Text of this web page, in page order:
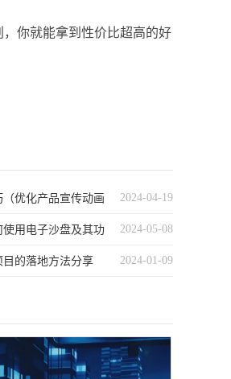
你就能拿到性价比超高的好
2024-04-19
优化产品宣传动画
2024-05-08
用电子沙盘及其功
2024-01-09
的落地方法分享